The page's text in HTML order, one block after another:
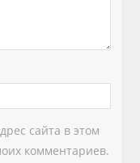
сайта в этом
комментариев.